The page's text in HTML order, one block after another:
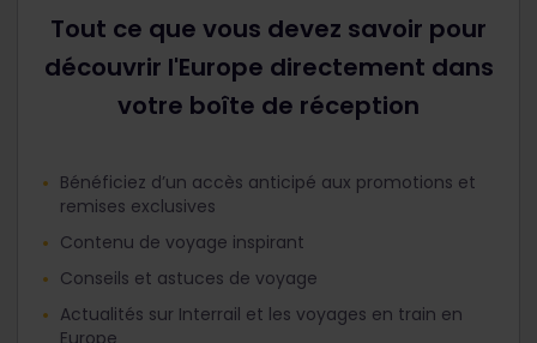
Tout ce que vous devez savoir pour
découvrir l'Europe directement dans
votre boîte de réception
Bénéficiez d’un accès anticipé aux promotions et
remises exclusives
Contenu de voyage inspirant
Conseils et astuces de voyage
Actualités sur Interrail et les voyages en train en
Europe